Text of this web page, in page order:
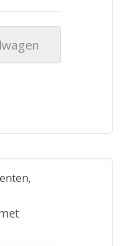
,